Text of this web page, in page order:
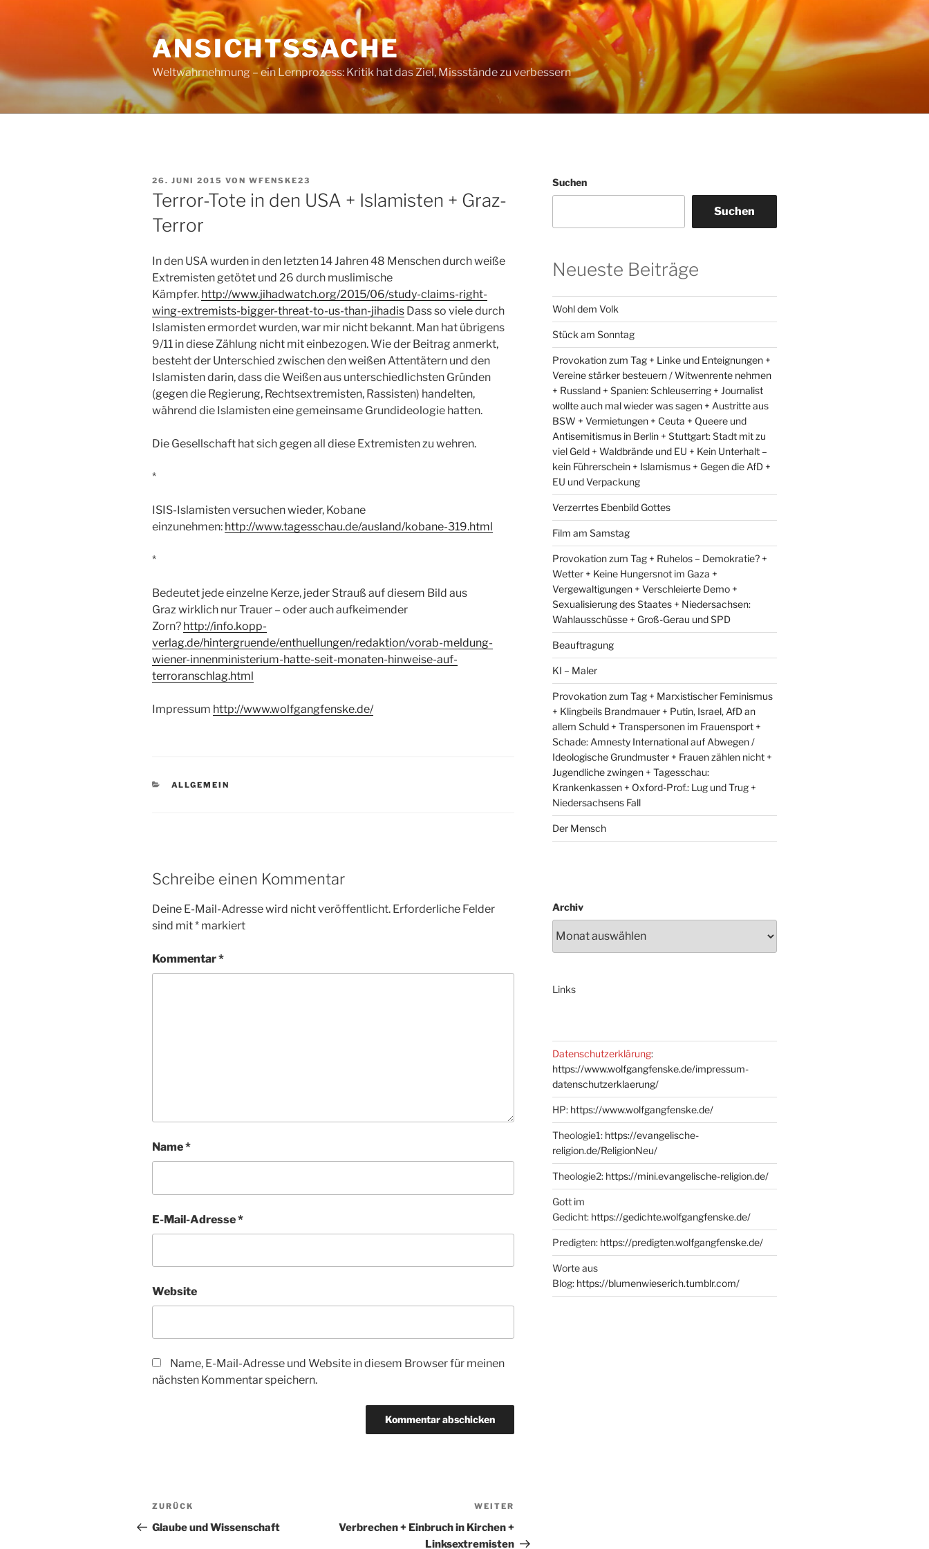
ANSICHTSSACHE
Weltwahrnehmung – ein Lernprozess: Kritik hat das Ziel, Missstände zu verbessern
VERÖFFENTLICHT
AM
26. JUNI 2015 VON WFENSKE23
Terror-Tote in den USA + Islamisten + Graz-
Terror
In den USA wurden in den letzten 14 Jahren 48 Menschen durch weiße
Extremisten getötet und 26 durch muslimische
Kämpfer. http://www.jihadwatch.org/2015/06/study-claims-right-
wing-extremists-bigger-threat-to-us-than-jihadis Dass so viele durch
Islamisten ermordet wurden, war mir nicht bekannt. Man hat übrigens
9/11 in diese Zählung nicht mit einbezogen. Wie der Beitrag anmerkt,
besteht der Unterschied zwischen den weißen Attentätern und den
Islamisten darin, dass die Weißen aus unterschiedlichsten Gründen
(gegen die Regierung, Rechtsextremisten, Rassisten) handelten,
während die Islamisten eine gemeinsame Grundideologie hatten.
Die Gesellschaft hat sich gegen all diese Extremisten zu wehren.
*
ISIS-Islamisten versuchen wieder, Kobane
einzunehmen: http://www.tagesschau.de/ausland/kobane-319.html
*
Bedeutet jede einzelne Kerze, jeder Strauß auf diesem Bild aus
Graz wirklich nur Trauer – oder auch aufkeimender
Zorn? http://info.kopp-
verlag.de/hintergruende/enthuellungen/redaktion/vorab-meldung-
wiener-innenministerium-hatte-seit-monaten-hinweise-auf-
terroranschlag.html
Impressum http://www.wolfgangfenske.de/
KATEGORIEN
ALLGEMEIN
Schreibe einen Kommentar
Deine E-Mail-Adresse wird nicht veröffentlicht. Erforderliche Felder
sind mit* markiert
Kommentar*
Name*
E-Mail-Adresse*
Website
Name, E-Mail-Adresse und Website in diesem Browser für meinen
nächsten Kommentar speichern.
Beitragsnavigation
Vorheriger
Beitrag
ZURÜCK
Glaube und Wissenschaft
Beitrag
WEITER
Verbrechen + Einbruch in Kirchen +
Linksextremisten
Suchen
Suchen
Neueste Beiträge
Wohl dem Volk
Stück am Sonntag
Provokation zum Tag + Linke und Enteignungen +
Vereine stärker besteuern / Witwenrente nehmen
+ Russland + Spanien: Schleuserring + Journalist
wollte auch mal wieder was sagen + Austritte aus
BSW + Vermietungen + Ceuta + Queere und
Antisemitismus in Berlin + Stuttgart: Stadt mit zu
viel Geld + Waldbrände und EU + Kein Unterhalt –
kein Führerschein + Islamismus + Gegen die AfD +
EU und Verpackung
Verzerrtes Ebenbild Gottes
Film am Samstag
Provokation zum Tag + Ruhelos – Demokratie? +
Wetter + Keine Hungersnot im Gaza +
Vergewaltigungen + Verschleierte Demo +
Sexualisierung des Staates + Niedersachsen:
Wahlausschüsse + Groß-Gerau und SPD
Beauftragung
KI – Maler
Provokation zum Tag + Marxistischer Feminismus
+ Klingbeils Brandmauer + Putin, Israel, AfD an
allem Schuld + Transpersonen im Frauensport +
Schade: Amnesty International auf Abwegen /
Ideologische Grundmuster + Frauen zählen nicht +
Jugendliche zwingen + Tagesschau:
Krankenkassen + Oxford-Prof.: Lug und Trug +
Niedersachsens Fall
Der Mensch
Archiv
Links
Datenschutzerklärung:
https://www.wolfgangfenske.de/impressum-
datenschutzerklaerung/
HP: https://www.wolfgangfenske.de/
Theologie1: https://evangelische-
religion.de/ReligionNeu/
Theologie2: https://mini.evangelische-religion.de/
Gott im
Gedicht: https://gedichte.wolfgangfenske.de/
Predigten: https://predigten.wolfgangfenske.de/
Worte aus
Blog: https://blumenwieserich.tumblr.com/